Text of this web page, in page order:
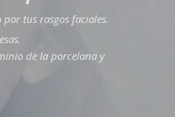
tus rasgos faciales.
de la porcelana y